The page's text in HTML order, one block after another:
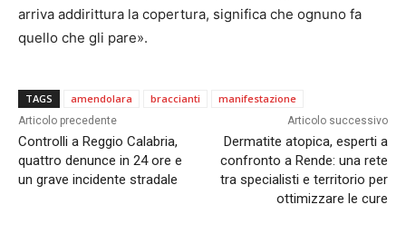
arriva addirittura la copertura, significa che ognuno fa
quello che gli pare».
TAGS amendolara braccianti manifestazione
Articolo precedente
Controlli a Reggio Calabria,
quattro denunce in 24 ore e
un grave incidente stradale
Articolo successivo
Dermatite atopica, esperti a
confronto a Rende: una rete
tra specialisti e territorio per
ottimizzare le cure